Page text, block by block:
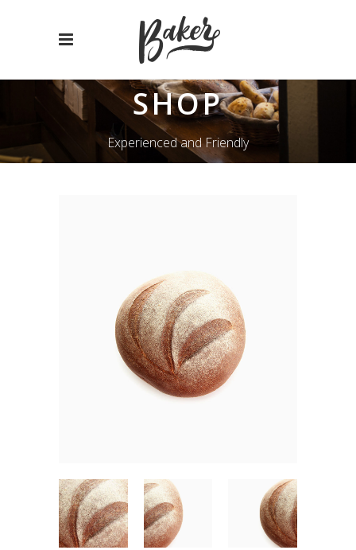
SHOP
Experienced and Friendly